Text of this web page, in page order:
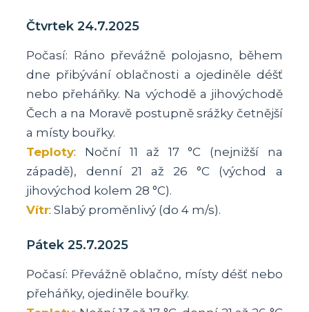
Čtvrtek 24.7.2025
Počasí: Ráno převážně polojasno, během
dne přibývání oblačnosti a ojediněle déšť
nebo přeháňky. Na východě a jihovýchodě
Čech a na Moravě postupně srážky četnější
a místy bouřky.
Teploty: Noční 11 až 17 °C (nejnižší na
západě), denní 21 až 26 °C (východ a
jihovýchod kolem 28 °C).
Vítr: Slabý proměnlivý (do 4 m/s).
Pátek 25.7.2025
Počasí: Převážně oblačno, místy déšť nebo
přeháňky, ojediněle bouřky.